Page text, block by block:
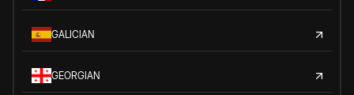
GALICIAN
GEORGIAN